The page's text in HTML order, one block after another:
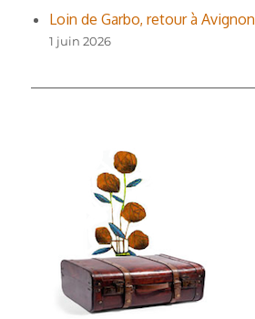
Loin de Garbo, retour à Avignon
1 juin 2026